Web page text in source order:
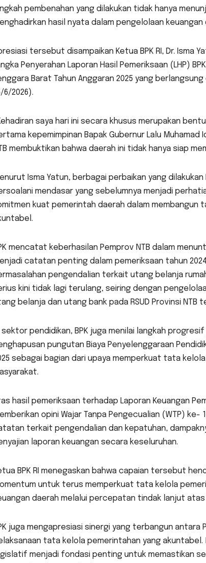
pembenahan yang dilakukan tidak hanya
hasil nyata dalam pengelolaan keuangan
tersebut disampaikan Ketua BPK RI, Dr. Isma
Penyerahan Laporan Hasil Pemeriksaan (LHP)
Barat Tahun Anggaran 2025 yang
6/2026).
saya hari ini secara khusus merupakan
kepemimpinan Bapak Gubernur Lalu
membuktikan bahwa daerah ini tidak hanya siap
Isma Yatun, berbagai perbaikan yang
mendasar yang sebelumnya menjadi
kuat pemerintah daerah dalam
mencatat keberhasilan Pemprov NTB dalam
catatan penting dalam pemeriksaan tahun
pengendalian terkait utang belanja
kini tidak lagi terulang, seiring dengan
belanja dan utang bank pada RSUD Provinsi NTB
sektor pendidikan, BPK juga menilai langkah
pungutan Biaya Penyelenggaraan
sebagai bagian dari upaya memperkuat tata
hasil pemeriksaan terhadap Laporan Keuangan
opini Wajar Tanpa Pengecualian (WTP)
terkait pengendalian dan kepatuhan,
laporan keuangan secara keseluruhan.
BPK RI menegaskan bahwa capaian tersebut
untuk terus memperkuat tata kelola
daerah melalui percepatan tindak lanjut atas
juga mengapresiasi sinergi yang terbangun antara
tata kelola pemerintahan yang
menjadi fondasi penting untuk memastikan